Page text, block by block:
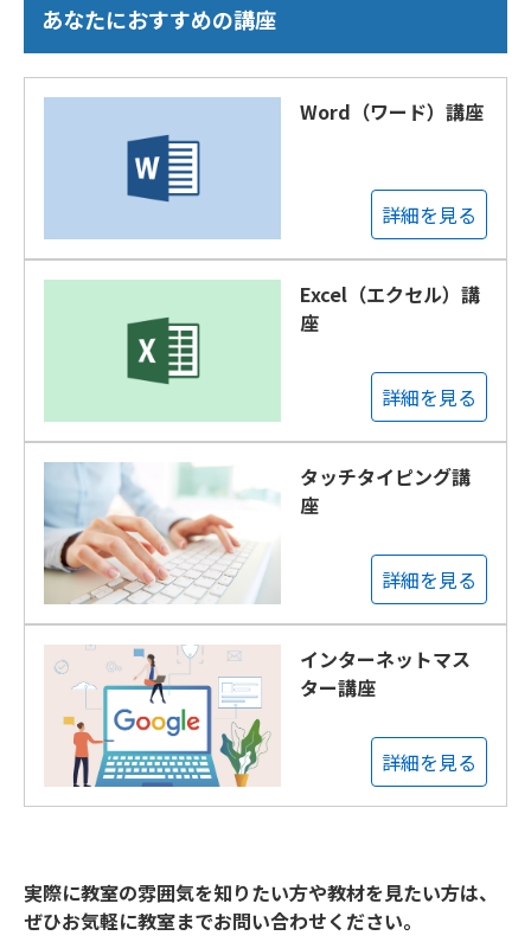
あなたにおすすめの講座
Word（ワード）講座
詳細を見る
Excel（エクセル）講
座
詳細を見る
タッチタイピング講
座
詳細を見る
インターネットマス
ター講座
詳細を見る
実際に教室の雰囲気を知りたい方や教材を見たい方は、
ぜひお気軽に教室までお問い合わせください。